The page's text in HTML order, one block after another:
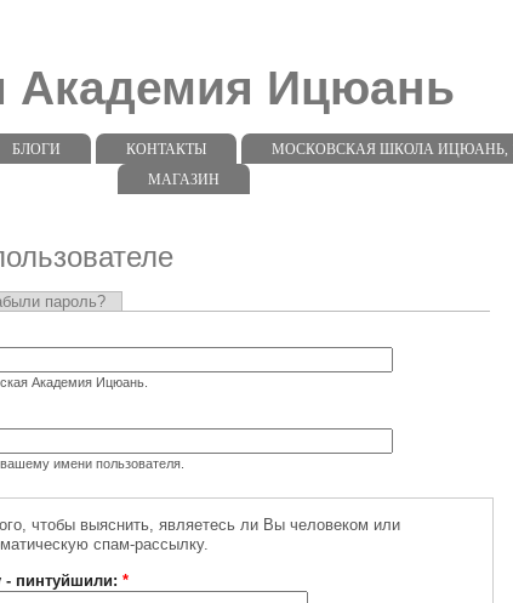
Академия Ицюань
БЛОГИ КОНТАКТЫ МОСКОВСКАЯ ШКОЛА ИЦЮАНЬ,
МАГАЗИН
пароль?
Академия Ицюань.
имени пользователя.
выяснить, являетесь ли Вы человеком или
спам-рассылку.
- пинтуйшили: *